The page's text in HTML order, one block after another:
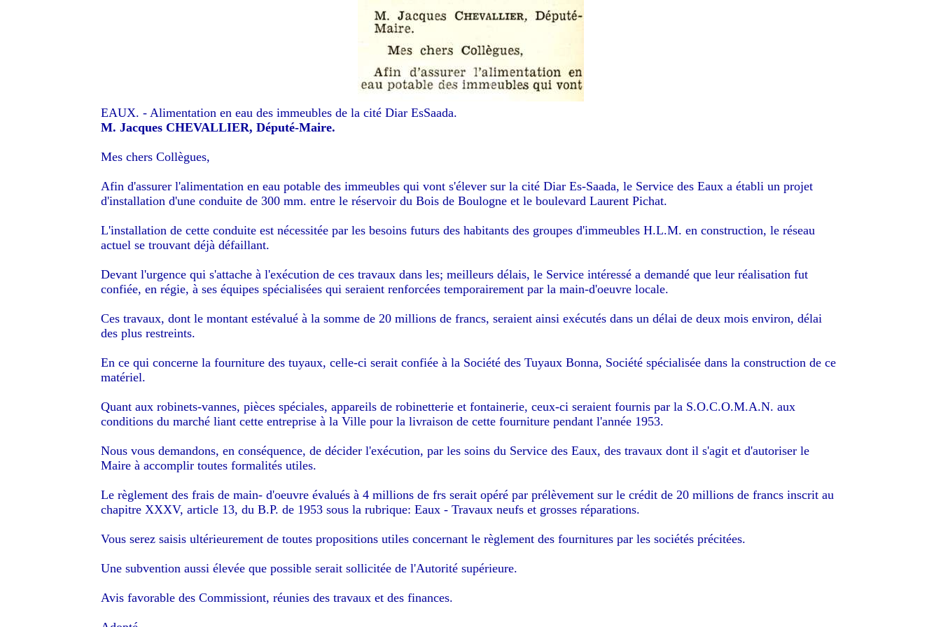
EAUX. - Alimentation en eau des immeubles de la cité Diar EsSaada.
M. Jacques CHEVALLIER, Député-Maire.
Mes chers Collègues,
Afin d'assurer l'alimentation en eau potable des immeubles qui vont s'élever sur la cité Diar Es-Saada, le Service des Eaux a établi un projet
d'installation d'une conduite de 300 mm. entre le réservoir du Bois de Boulogne et le boulevard Laurent Pichat.
L'installation de cette conduite est nécessitée par les besoins futurs des habitants des groupes d'immeubles H.L.M. en construction, le réseau
actuel se trouvant déjà défaillant.
Devant l'urgence qui s'attache à l'exécution de ces travaux dans les; meilleurs délais, le Service intéressé a demandé que leur réalisation fut
confiée, en régie, à ses équipes spécialisées qui seraient renforcées temporairement par la main-d'oeuvre locale.
Ces travaux, dont le montant estévalué à la somme de 20 millions de francs, seraient ainsi exécutés dans un délai de deux mois environ, délai
des plus restreints.
En ce qui concerne la fourniture des tuyaux, celle-ci serait confiée à la Société des Tuyaux Bonna, Société spécialisée dans la construction de ce
matériel.
Quant aux robinets-vannes, pièces spéciales, appareils de robinetterie et fontainerie, ceux-ci seraient fournis par la S.O.C.O.M.A.N. aux
conditions du marché liant cette entreprise à la Ville pour la livraison de cette fourniture pendant l'année 1953.
Nous vous demandons, en conséquence, de décider l'exécution, par les soins du Service des Eaux, des travaux dont il s'agit et d'autoriser le
Maire à accomplir toutes formalités utiles.
Le règlement des frais de main- d'oeuvre évalués à 4 millions de frs serait opéré par prélèvement sur le crédit de 20 millions de francs inscrit au
chapitre XXXV, article 13, du B.P. de 1953 sous la rubrique: Eaux - Travaux neufs et grosses réparations.
Vous serez saisis ultérieurement de toutes propositions utiles concernant le règlement des fournitures par les sociétés précitées.
Une subvention aussi élevée que possible serait sollicitée de l'Autorité supérieure.
Avis favorable des Commissiont, réunies des travaux et des finances.